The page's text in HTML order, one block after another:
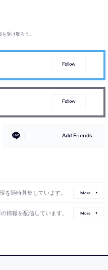
受け取ろう。
Follow
Follow
Add Friends
を随時募集しています。 More
情報を配信しています。 More